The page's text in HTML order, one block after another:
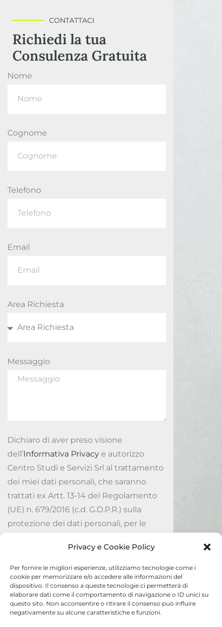
Privacy e Cookie Policy
Per fornire le migliori esperienze, utilizziamo tecnologie come i
cookie per memorizzare e/o accedere alle informazioni del
dispositivo. Il consenso a queste tecnologie ci permetterà di
elaborare dati come il comportamento di navigazione o ID unici su
questo sito. Non acconsentire o ritirare il consenso può influire
negativamente su alcune caratteristiche e funzioni.
CONTATTACI
Richiedi la tua
Consulenza Gratuita
Nome
Cognome
Telefono
Email
Area Richiesta
Messaggio
Dichiaro di aver preso visione
dell’Informativa Privacy e autorizzo
Centro Studi e Servizi Srl al trattamento
dei miei dati personali, che saranno
trattati ex Artt. 13-14 del Regolamento
(UE) n. 679/2016 (c.d. G.D.P.R.) sulla
protezione dei dati personali, per le
Invia